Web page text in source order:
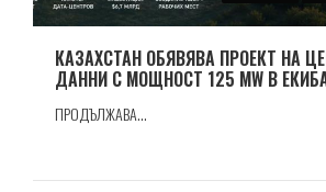
КАЗАХСТАН ОБЯВЯВА ПРОЕКТ НА
ДАННИ С МОЩНОСТ 125 MW В
ПРОДЪЛЖАВА...